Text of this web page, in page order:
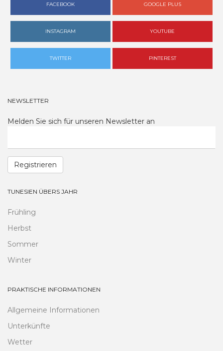
FACEBOOK GOOGLE PLUS
INSTAGRAM YOUTUBE
TWITTER PINTEREST
NEWSLETTER
Melden Sie sich für unseren Newsletter an
Registrieren
TUNESIEN ÜBERS JAHR
Frühling
Herbst
Sommer
Winter
PRAKTISCHE INFORMATIONEN
Allgemeine Informationen
Unterkünfte
Wetter